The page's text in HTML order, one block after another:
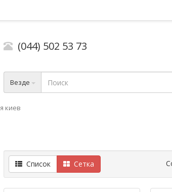
(044) 502 53 73
Везде
киев
Список Сетка